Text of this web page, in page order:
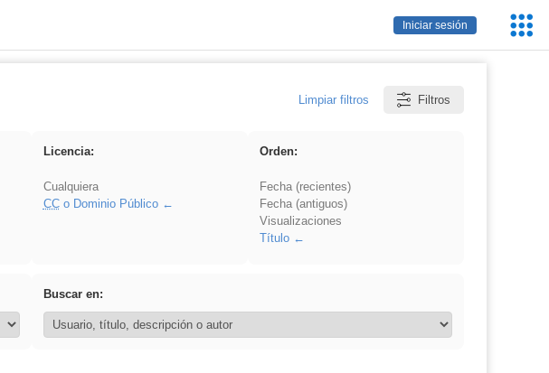
Iniciar sesión
Limpiar filtros Filtros
Licencia:
Cualquiera
CCo Dominio Público
Orden:
Fecha (recientes)
Fecha (antiguos)
Visualizaciones
Título
Buscar en: